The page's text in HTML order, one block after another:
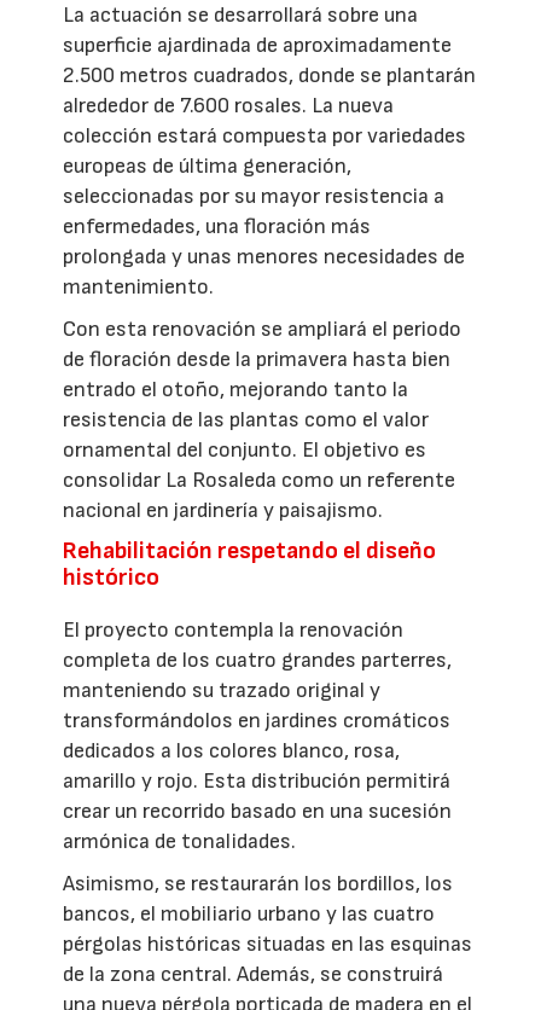
La actuación se desarrollará sobre una
superficie ajardinada de aproximadamente
2.500 metros cuadrados, donde se plantarán
alrededor de 7.600 rosales. La nueva
colección estará compuesta por variedades
europeas de última generación,
seleccionadas por su mayor resistencia a
enfermedades, una floración más
prolongada y unas menores necesidades de
mantenimiento.
Con esta renovación se ampliará el periodo
de floración desde la primavera hasta bien
entrado el otoño, mejorando tanto la
resistencia de las plantas como el valor
ornamental del conjunto. El objetivo es
consolidar La Rosaleda como un referente
nacional en jardinería y paisajismo.
Rehabilitación respetando el diseño
histórico
El proyecto contempla la renovación
completa de los cuatro grandes parterres,
manteniendo su trazado original y
transformándolos en jardines cromáticos
dedicados a los colores blanco, rosa,
amarillo y rojo. Esta distribución permitirá
crear un recorrido basado en una sucesión
armónica de tonalidades.
Asimismo, se restaurarán los bordillos, los
bancos, el mobiliario urbano y las cuatro
pérgolas históricas situadas en las esquinas
de la zona central. Además, se construirá
una nueva pérgola porticada de madera en el